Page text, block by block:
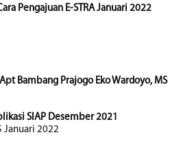
Pengajuan E-STRA Januari 2022
Bambang Prajogo Eko Wardoyo, MS
SIAP Desember 2021
Januari 2022